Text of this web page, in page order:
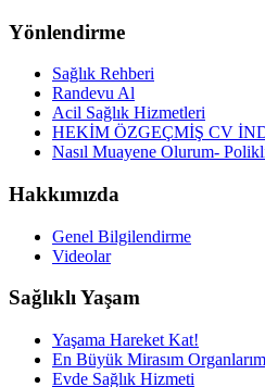
Yönlendirme
Sağlık Rehberi
Randevu Al
Acil Sağlık Hizmetleri
HEKİM ÖZGEÇMİŞ CV
Nasıl Muayene Olurum-
Hakkımızda
Genel Bilgilendirme
Videolar
Sağlıklı Yaşam
Yaşama Hareket Kat!
En Büyük Mirasım
Evde Sağlık Hizmeti